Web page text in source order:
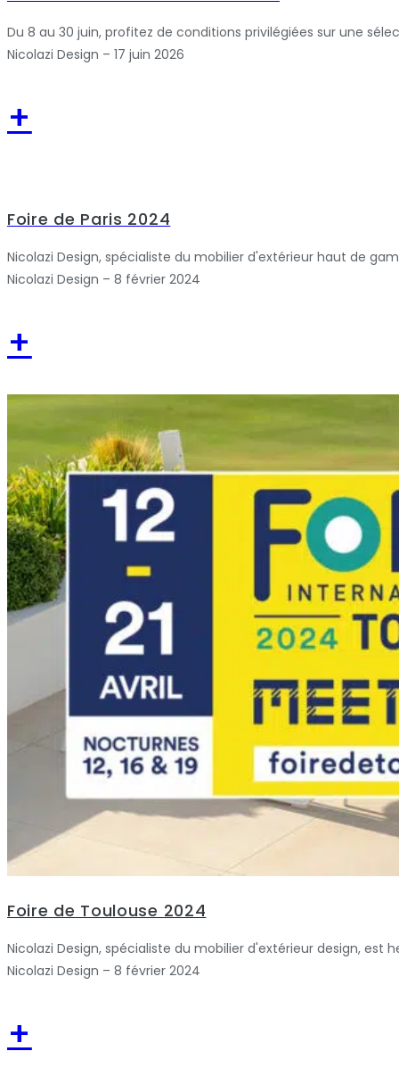
Du 8 au 30 juin, profitez de conditions privilégiées sur une
Nicolazi Design – 17 juin 2026
+
Foire de Paris 2024
Nicolazi Design, spécialiste du mobilier d'extérieur haut de
Nicolazi Design – 8 février 2024
+
Foire de Toulouse 2024
Nicolazi Design, spécialiste du mobilier d'extérieur design, est
Nicolazi Design – 8 février 2024
+